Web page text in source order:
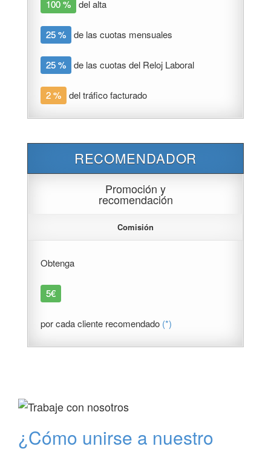
100 % del alta
25 % de las cuotas mensuales
25 % de las cuotas del Reloj Laboral
2 % del tráfico facturado
RECOMENDADOR
Promoción y
recomendación
Comisión
Obtenga
5€
por cada cliente recomendado (*)
¿Cómo unirse a nuestro